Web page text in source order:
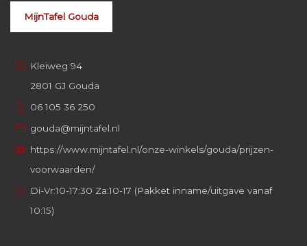
MijnTafel Gouda
Kleiweg 94
2801 GJ Gouda
06 105 36 250
gouda@mijntafel.nl
https://www.mijntafel.nl/onze-winkels/gouda/prijzen-
voorwaarden/
Di-Vr:10-17:30 Za:10-17 (Pakket inname/uitgave vanaf
10:15)